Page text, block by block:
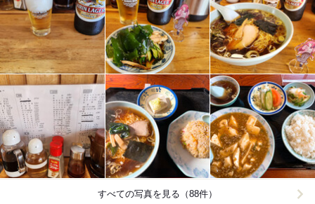
すべての写真を見る（88件）